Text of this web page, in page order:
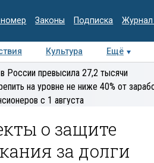
Законы Подписка Журнал
Культура Ещё
Интервью Колумнисты
России превысила 27,2 тысячи
на уровне не ниже 40% от
с 1 августа
о защите
за долги